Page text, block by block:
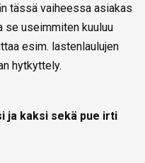
tässä vaiheessa asiakas
se useimmiten kuuluu
esim. lastenlaulujen
hytkyttely.
ja kaksi sekä pue irti